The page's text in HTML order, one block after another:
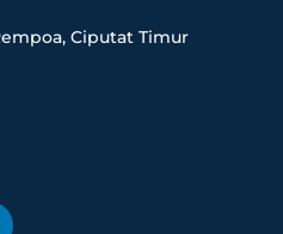
Ciputat Timur